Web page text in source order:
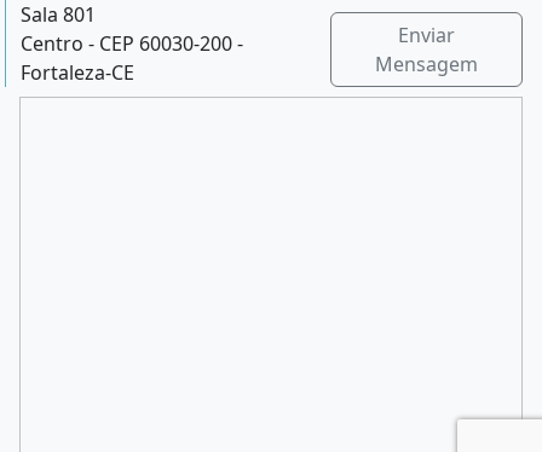
Sala 801
Centro - CEP 60030-200 -
Fortaleza-CE
Enviar
Mensagem